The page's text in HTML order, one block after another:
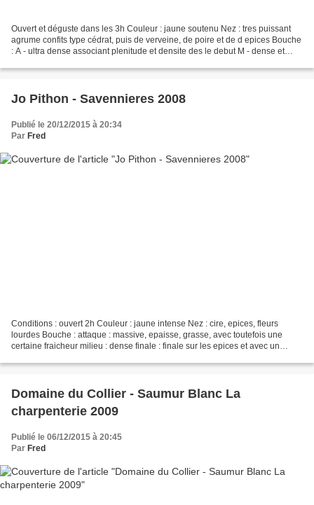
Ouvert et déguste dans les 3h Couleur : jaune soutenu Nez : tres puissant
agrume confits type cédrat, puis de verveine, de poire et de d epices Bouche
: A - ultra dense associant plenitude et densite des le debut M - dense et
Jo Pithon - Savennieres 2008
Publié le 20/12/2015 à 20:34
Par Fred
Conditions : ouvert 2h Couleur : jaune intense Nez : cire, epices, fleurs
lourdes Bouche : attaque : massive, epaisse, grasse, avec toutefois une
certaine fraicheur milieu : dense finale : finale sur les epices et avec un
Domaine du Collier - Saumur Blanc La
charpenterie 2009
Publié le 06/12/2015 à 20:45
Par Fred